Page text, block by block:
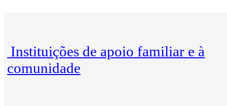
Instituições de apoio familiar e à
comunidade